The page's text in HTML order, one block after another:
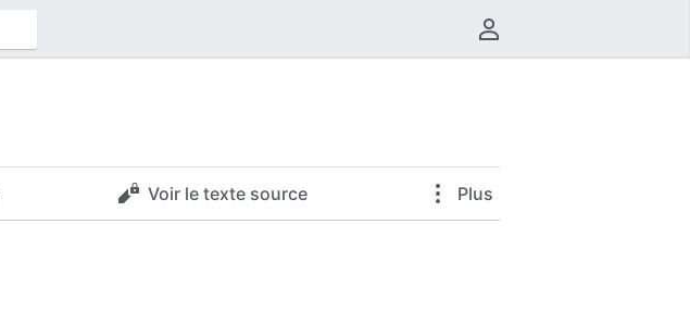
Menu utilisateur
Voir le texte source Plus